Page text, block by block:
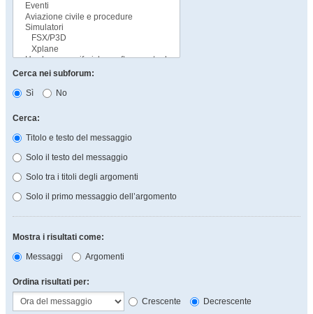
Cerca nei subforum:
Sì
No
Cerca:
Titolo e testo del messaggio
Solo il testo del messaggio
Solo tra i titoli degli argomenti
Solo il primo messaggio dell’argomento
Mostra i risultati come:
Messaggi
Argomenti
Ordina risultati per:
Crescente
Decrescente